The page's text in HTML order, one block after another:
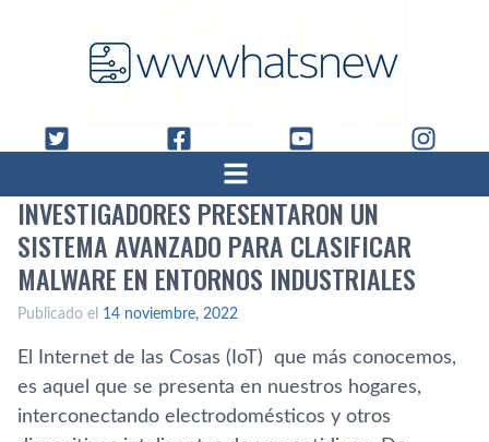
INVESTIGADORES PRESENTARON UN
SISTEMA AVANZADO PARA CLASIFICAR
MALWARE EN ENTORNOS INDUSTRIALES
Publicado el 14 noviembre, 2022
El Internet de las Cosas (IoT) que más conocemos,
es aquel que se presenta en nuestros hogares,
interconectando electrodomésticos y otros